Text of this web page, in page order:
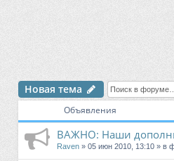
Новая тема
Объявления
ВАЖНО: Наши
Raven » 05 июн 2010, 13:10 » в